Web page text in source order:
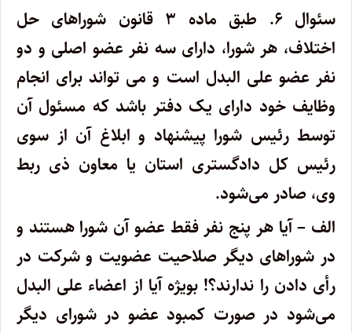
سئوال ۶.
طبق ماده ۳ قانون شوراهای حل
اختلاف، هر شورا، دارای سه نفر عضو اصلی و دو
نفر عضو علی البدل است و می تواند برای انجام
وظایف خود دارای یک دفتر باشد که مسئول آن
توسط رئیس شورا پیشنهاد و ابلاغ آن از سوی
رئیس کل دادگستری استان یا معاون ذی ربط
وی، صادر می‌شود.
الف – آیا هر پنج نفر فقط عضو آن شورا هستند و
در شوراهای دیگر صلاحیت عضویت و شرکت در
رأی دادن را ندارند؟! بویژه آیا از اعضاء علی البدل
می‌شود در صورت کمبود عضو در شورای دیگر